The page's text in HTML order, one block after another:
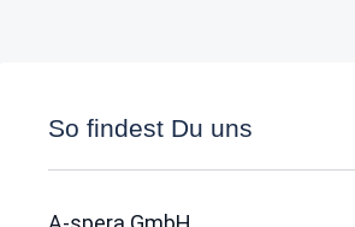
So findest Du uns